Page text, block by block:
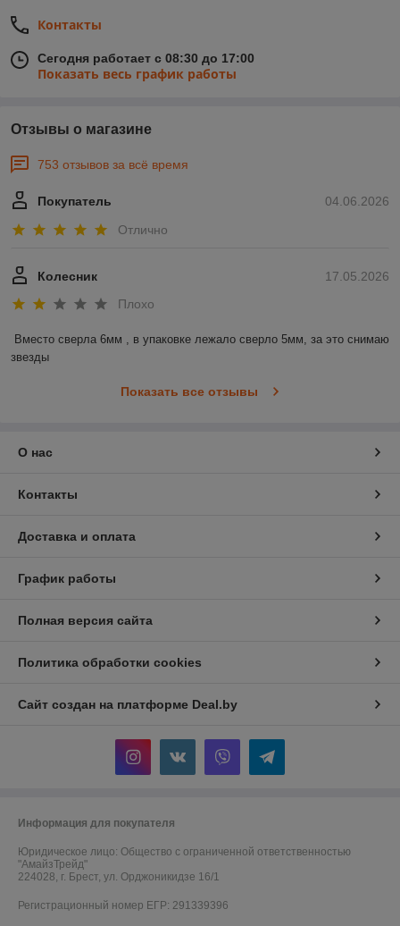
Контакты
Сегодня работает с 08:30 до 17:00
Показать весь график работы
Отзывы о магазине
753 отзывов за всё время
04.06.2026
Покупатель
Отлично
17.05.2026
Колесник
Плохо
Вместо сверла 6мм , в упаковке лежало сверло 5мм, за это снимаю
звезды
Показать все отзывы
О нас
Контакты
Доставка и оплата
График работы
Полная версия сайта
Политика обработки cookies
Сайт создан на платформе Deal.by
Информация для покупателя
Юридическое лицо: Общество с ограниченной ответственностью
"АмайзТрейд"
224028, г. Брест, ул. Орджоникидзе 16/1
Регистрационный номер ЕГР: 291339396